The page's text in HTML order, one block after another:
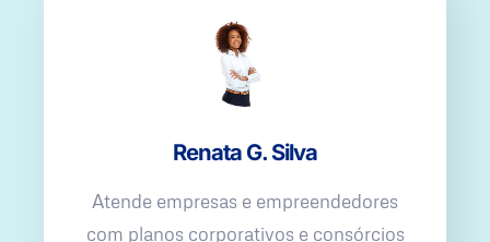
Renata G. Silva
Atende empresas e empreendedores
com planos corporativos e consórcios